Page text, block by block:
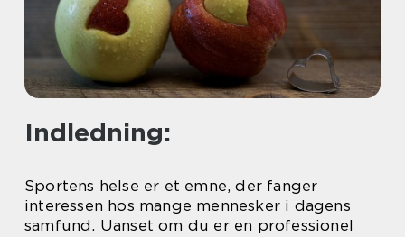
Indledning:
Sportens helse er et emne, der fanger
interessen hos mange mennesker i dagens
samfund. Uanset om du er en professionel